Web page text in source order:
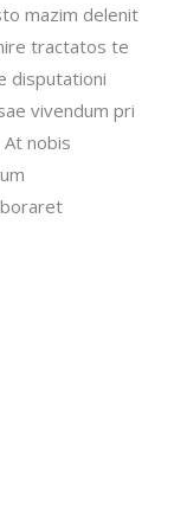
mazim delenit
tractatos te
disputationi
vivendum pri
nobis